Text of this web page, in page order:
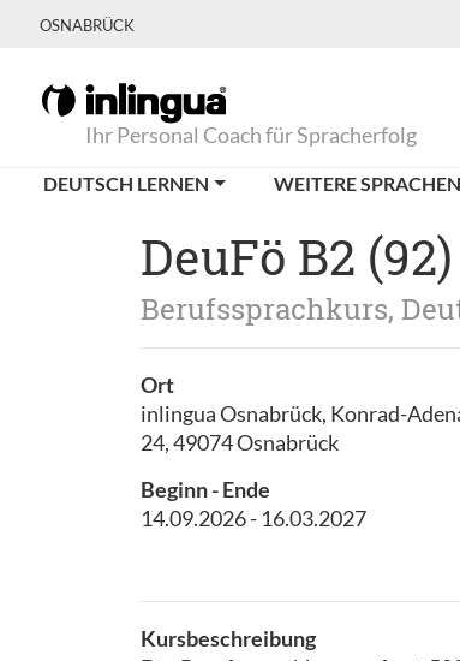
OSNABRÜCK
Ihr Personal Coach für Spracherfolg
DEUTSCH LERNEN WEITERE SPRACHEN
DeuFö B2
Berufssprachkurs,
Ort
inlingua Osnabrück, Konrad-
24, 49074 Osnabrück
Beginn - Ende
14.09.2026 - 16.03.2027
Kursbeschreibung